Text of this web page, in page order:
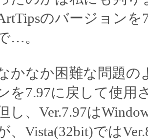
のバージョンを
…。
かなか困難な問題の
を7.97に戻して使用
し、Ver.7.97は
、Vista(32bit)では